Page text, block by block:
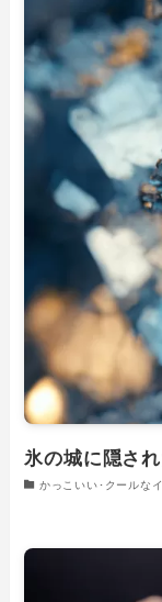
氷の城に隠さ
かっこいい･クールな